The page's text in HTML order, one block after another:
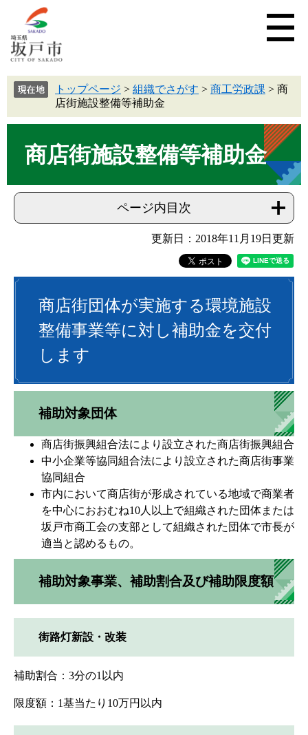
トップページ > 組織でさがす > 商工労政課 > 商
店街施設整備等補助金
商店街施設整備等補助金
ページ内目次
更新日：2018年11月19日更新
商店街団体が実施する環境施設
整備事業等に対し補助金を交付
します
補助対象団体
商店街振興組合法により設立された商店街振興組合
中小企業等協同組合法により設立された商店街事業
協同組合
市内において商店街が形成されている地域で商業者
を中心におおむね10人以上で組織された団体または
坂戸市商工会の支部として組織された団体で市長が
適当と認めるもの。
補助対象事業、補助割合及び補助限度額
街路灯新設・改装
補助割合：3分の1以内
限度額：1基当たり10万円以内